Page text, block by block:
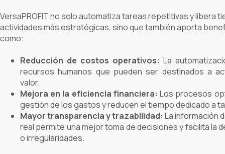
VersaPROFITno solo automatiza tareas repetitivas y libera
actividades más estratégicas, sino que también aporta
como:
Reducción de costos operativos: La
recursos humanos que pueden ser destinados a
valor.
Mejora en la eficiencia financiera: Los procesos
gestión de los gastos y reducen el tiempo dedicado a
Mayor transparencia y trazabilidad: La información
real permite una mejor toma de decisiones y facilita la
o irregularidades.